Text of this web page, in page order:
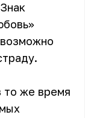
то же время